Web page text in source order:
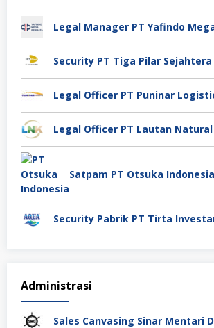
Security Pabrik PT Tirta
Administrasi
Sales Canvasing Sinar Mentari